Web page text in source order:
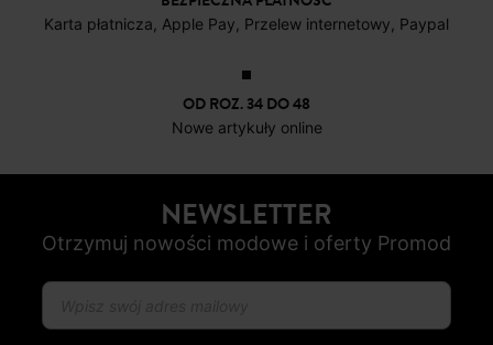
Karta płatnicza, Apple Pay, Przelew internetowy, Paypal
OD ROZ. 34 DO 48
Nowe artykuły online
NEWSLETTER
Otrzymuj nowości modowe i oferty Promod